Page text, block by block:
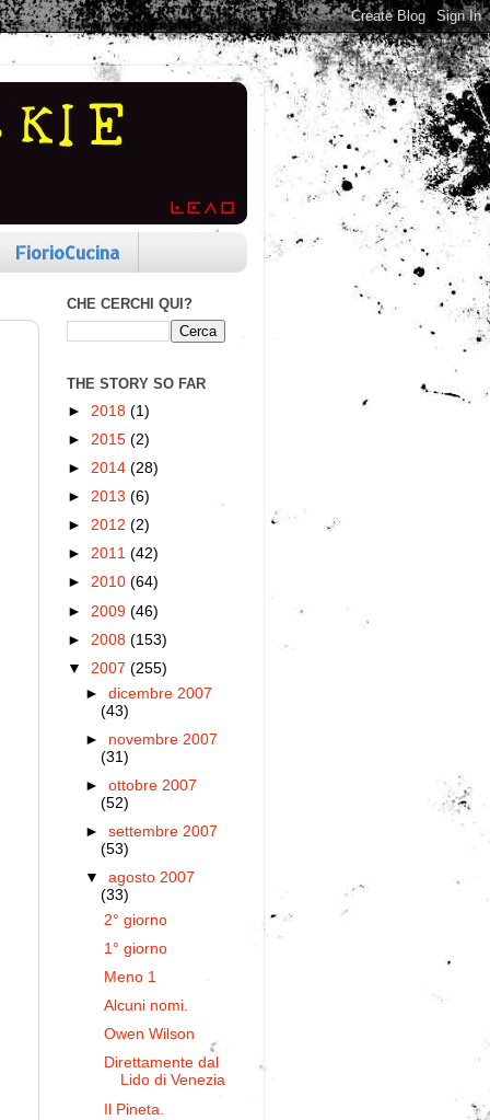
FiorioCucina
CHE CERCHI QUI?
THE STORY SO FAR
► 2018 (1)
► 2015 (2)
► 2014 (28)
► 2013 (6)
► 2012 (2)
► 2011 (42)
► 2010 (64)
► 2009 (46)
► 2008 (153)
▼ 2007 (255)
►dicembre 2007
(43)
► novembre 2007
(31)
►ottobre 2007
(52)
►settembre 2007
(53)
▼agosto 2007
(33)
2° giorno
1° giorno
Meno 1
Alcuni nomi.
Owen Wilson
Direttamente dal
Lido di Venezia
Il Pineta.